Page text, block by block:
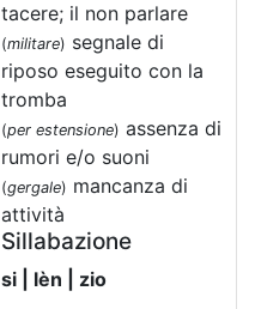
tacere; il non parlare
(militare) segnale di
riposo eseguito con la
tromba
(per estensione) assenza di
rumori e/o suoni
(gergale) mancanza di
attività
Sillabazione
si | lèn | zio